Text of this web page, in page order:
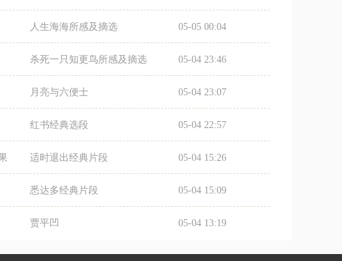
人生海海所感及摘选 05-05 00:04
杀死一只知更鸟所感及摘选 05-04 23:46
月亮与六便士 05-04 23:07
红书经典选段 05-04 22:57
适时退出经典片段 05-04 15:26
悉达多经典片段 05-04 15:09
贾平凹 05-04 13:19